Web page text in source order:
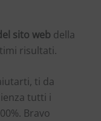
sito web della
risultati.
ti da
tutti i
Bravo